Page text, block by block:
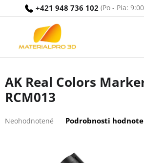
+421 948 736 102
AK Real Colors
RCM013
hodnotenie
Neohodnotené Podrobnosti